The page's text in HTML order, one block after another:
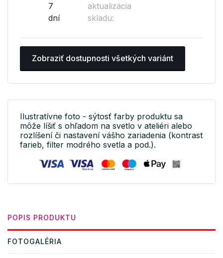
7
dní
aktualizácia
skladu:
Zobraziť dostupnosti všetkých variánt
Ilustratívne foto - sýtosť farby produktu sa
môže líšiť s ohľadom na svetlo v ateliéri alebo
rozlíšení či nastavení vášho zariadenia (kontrast
farieb, filter modrého svetla a pod.).
POPIS PRODUKTU
FOTOGALÉRIA